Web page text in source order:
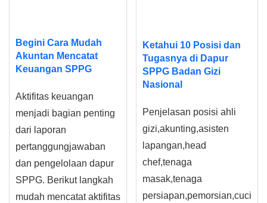
Begini Cara Mudah
Akuntan Mencatat
Keuangan SPPG
Aktifitas keuangan
menjadi bagian penting
dari laporan
pertanggungjawaban
dan pengelolaan dapur
SPPG. Berikut langkah
mudah mencatat aktifitas
Ketahui 10 Posisi dan
Tugasnya di Dapur
SPPG Badan Gizi
Nasional
Penjelasan posisi ahli
gizi,akunting,asisten
lapangan,head
chef,tenaga
masak,tenaga
persiapan,pemorsian,cuci